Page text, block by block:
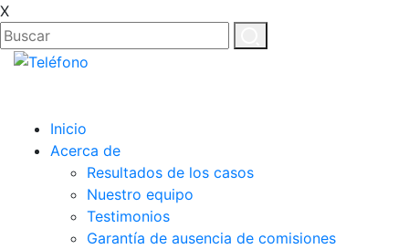
X
Inicio
Acerca de
Resultados de los casos
Nuestro equipo
Testimonios
Garantía de ausencia de comisiones